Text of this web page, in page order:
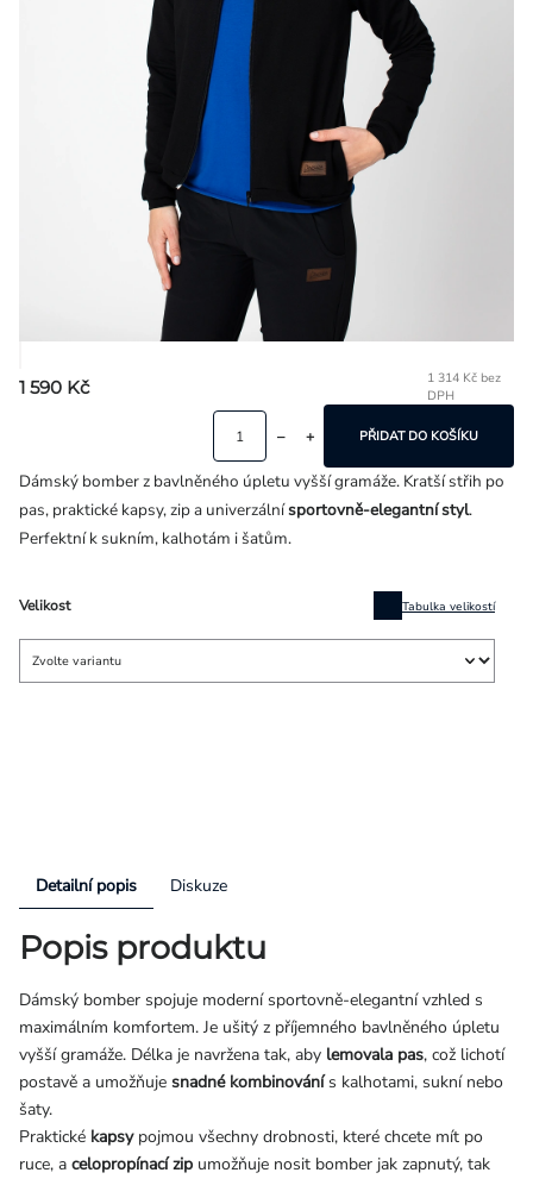
1 590 Kč
1 314 Kč bez
DPH
Velikost Tabulka velikostí
PŘIDAT DO KOŠÍKU
Dámský bomber z bavlněného úpletu vyšší gramáže. Kratší střih po
pas, praktické kapsy, zip a univerzálnísportovně-elegantní styl.
Perfektní k sukním, kalhotám i šatům.
Detailní popis Diskuze
Popis produktu
Dámský bomber spojuje moderní sportovně-elegantní vzhled s
maximálním komfortem. Je ušitý z příjemného bavlněného úpletu
vyšší gramáže. Délka je navržena tak, aby lemovala pas, což lichotí
postavě a umožňuje snadné kombinovánís kalhotami, sukní nebo
šaty.
Praktické kapsypojmou všechny drobnosti, které chcete mít po
ruce, a celopropínací zip umožňuje nosit bomber jak zapnutý, tak